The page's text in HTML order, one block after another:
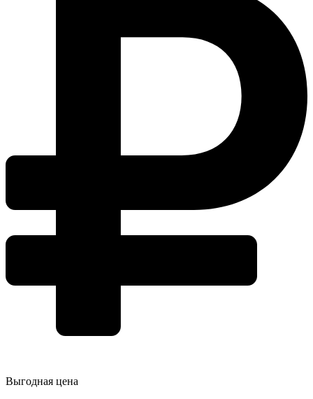
Выгодная цена